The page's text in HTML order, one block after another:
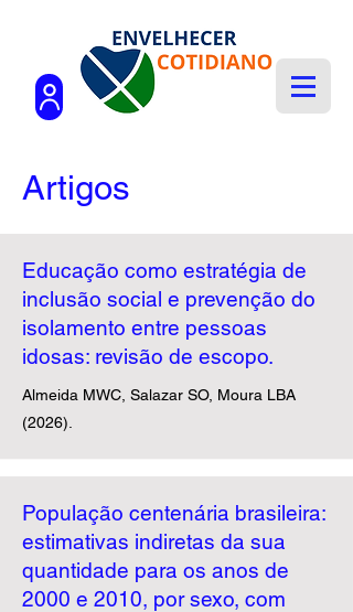
Artigos
Educação como estratégia de
inclusão social e prevenção do
isolamento entre pessoas
idosas: revisão de escopo.
Almeida MWC, Salazar SO, Moura LBA
(2026).
População centenária brasileira:
estimativas indiretas da sua
quantidade para os anos de
2000 e 2010, por sexo, com